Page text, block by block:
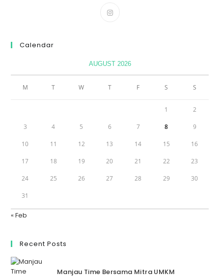
Calendar
AUGUST 2026
M T W T F S S
1 2
3 4 5 6 7 8 9
10 11 12 13 14 15 16
17 18 19 20 21 22 23
24 25 26 27 28 29 30
31
« Feb
Recent Posts
Manjau Time Bersama Mitra UMKM